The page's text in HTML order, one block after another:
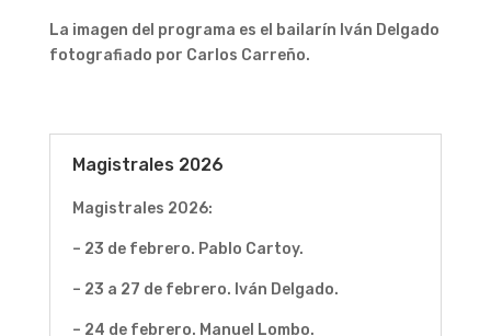
La imagen del programa es el bailarín Iván Delgado
fotografiado por Carlos Carreño.
Magistrales 2026
Magistrales 2026:
– 23 de febrero. Pablo Cartoy.
– 23 a 27 de febrero. Iván Delgado.
– 24 de febrero. Manuel Lombo.